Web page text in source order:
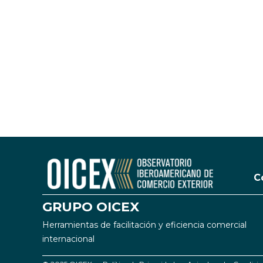
GRUPO OICEX
Herramientas de facilitación y eficiencia comercial
internacional